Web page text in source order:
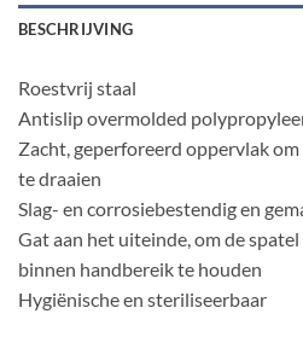
BESCHRIJVING
Roestvrij staal
Antislip overmolded
Zacht, geperforeerd oppervlak
te draaien
Slag- en corrosiebestendig en
Gat aan het uiteinde, om de
binnen handbereik te houden
Hygiënische en steriliseerbaar